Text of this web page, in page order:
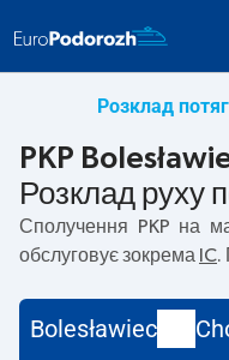
Розклад
PKP
Розклад руху
Сполучення PKP на
обслуговує зокрема IC
Chojnów вирушає о 17:29.
пропонує потяг без
Bolesławiec